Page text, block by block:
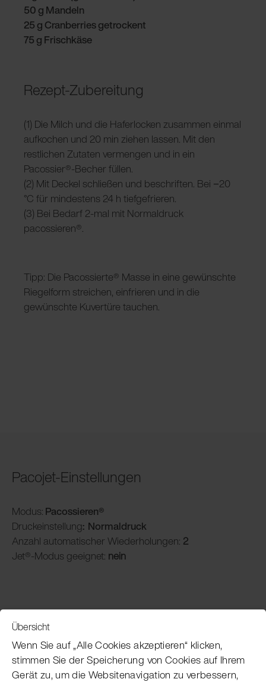
50 g Mandeln
25 g Cranberries getrockent
75 g Frischkäse
Rezept-Zubereitung
(1) Die Milch und die Haferlocken zusammen einmal
aufkochen und 20 min ziehen lassen. Mit den
restlichen Zutaten vermengen und in ein
Pacossier®-Becher füllen.
(2) Mit Deckel schließen und beschriften. Bei −20
°C für mindestens 24 h tiefgefrieren.
(3) Bei Bedarf 2-mal mit Normaldruck
pacossieren®.
Tipp: Die Pacossierte® Masse in eine gewünschte
Riegelform streichen, einfrieren und in die
gewünschte Kuvertüre tauchen.
Pacojet-Einstellungen
Modus: Pacossieren®
Druckeinstellung: Normaldruck
Anzahl automatischer Wiederholungen: 2
Jet®-Modus geeignet: nein
Pacojet Newsletter
Übersicht
Wenn Sie auf „Alle Cookies akzeptieren“ klicken,
stimmen Sie der Speicherung von Cookies auf Ihrem
Gerät zu, um die Websitenavigation zu verbessern,